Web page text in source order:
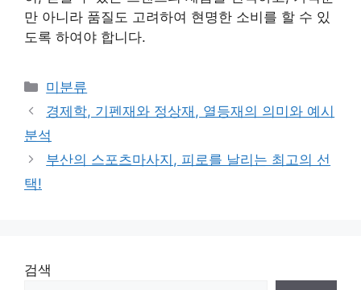
만 아니라 품질도 고려하여 현명한 소비를 할 수 있
도록 하여야 합니다.
Categories
미분류
경제학, 기펜재와 정상재, 열등재의 의미와 예시
분석
부산의 스포츠마사지, 피로를 날리는 최고의 선
택!
검색